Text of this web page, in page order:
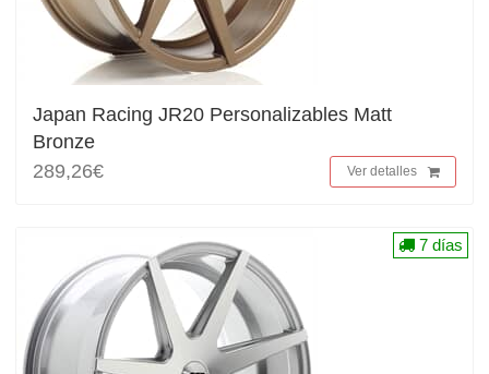
Japan Racing JR20 Personalizables Matt
Bronze
289,26€
Ver detalles
7 días